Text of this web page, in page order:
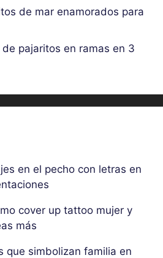
de mar enamorados para
pajaritos en ramas en 3
en el pecho con letras en
cover up tattoo mujer y
más
que simbolizan familia en